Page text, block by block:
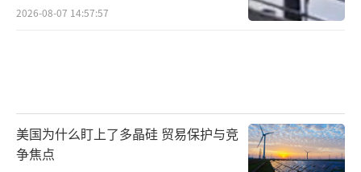
2026-08-07 14:57:57
美国为什么盯上了多晶硅 贸易保护与竞
争焦点